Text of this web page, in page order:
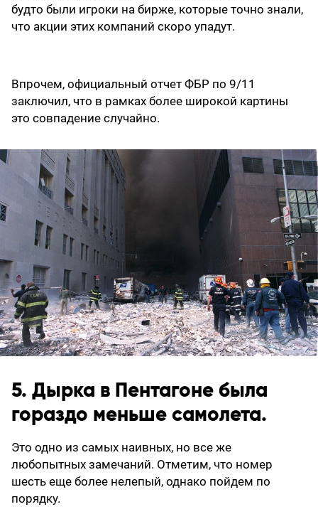
будто были игроки на бирже, которые точно знали,
что акции этих компаний скоро упадут.
Впрочем, официальный отчет ФБР по 9/11
заключил, что в рамках более широкой картины
это совпадение случайно.
5. Дырка в Пентагоне была
гораздо меньше самолета.
Это одно из самых наивных, но все же
любопытных замечаний. Отметим, что номер
шесть еще более нелепый, однако пойдем по
порядку.